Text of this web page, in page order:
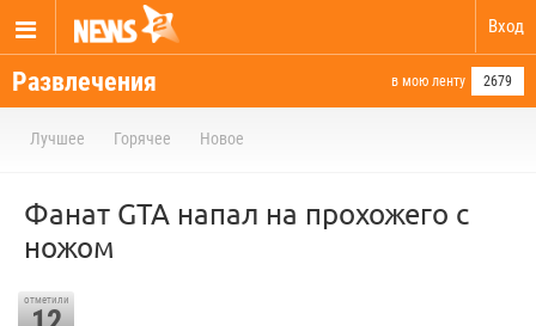
Вход
Развлечения в мою ленту 2679
Лучшее Горячее Новое
Фанат GTA напал на прохожего с
ножом
отметили